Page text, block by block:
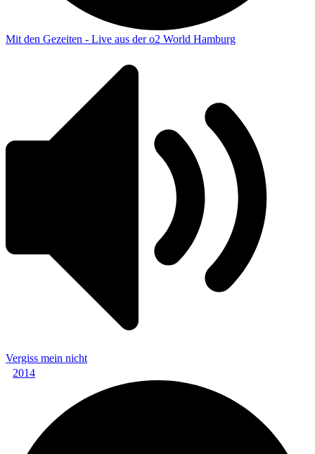
Mit den Gezeiten - Live aus der o2 World Hamburg
Vergiss mein nicht
2014